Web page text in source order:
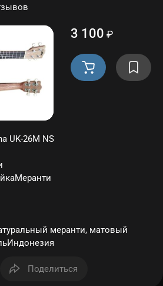
3 100 ₽
UK-26M NS
меранти, матовый
Поделиться